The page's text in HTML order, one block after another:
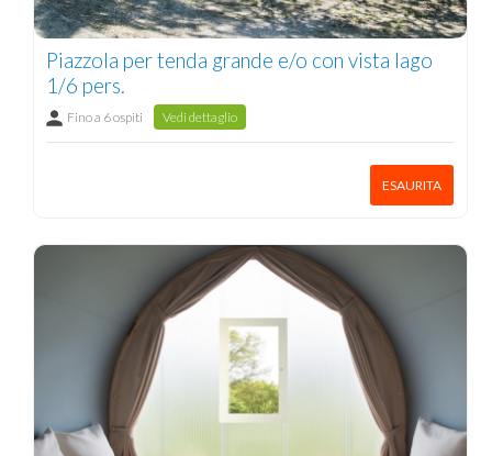
Piazzola per tenda grande e/o con vista lago
1/6 pers.
Fino a 6 ospiti Vedi dettaglio
ESAURITA